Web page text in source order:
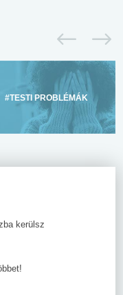
#TESTI PROBLÉMÁK
kerülsz